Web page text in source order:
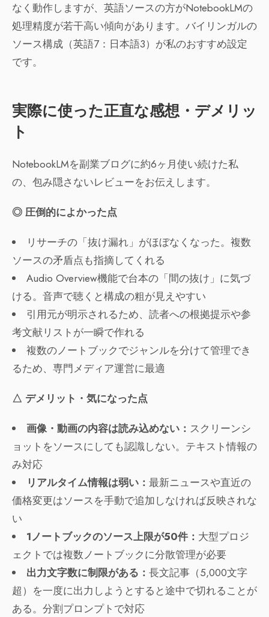
なく動作しますが、英語ソースの方がNotebookLMの
処理精度が若干高い傾向があります。バイリンガルの
ソース構成（英語7：日本語3）が私のおすすめ設定
です。
実際に使った正直な感想・デメリッ
ト
NotebookLMを副業ブログに約6ヶ月使い続けた私
の、包み隠さないレビューをお伝えします。
◎ 圧倒的によかった点
リサーチの「抜け漏れ」がほぼなくなった。複数
ソースの矛盾点も指摘してくれる
Audio Overview機能で台本の「間の抜け」に気づ
ける。音声で聴くと構成の粗が見えやすい
引用元が明示されるため、読者への根拠提示や参
考文献リストが一瞬で作れる
複数のノートブックでジャンルを分けて管理でき
るため、専門メディア運営に最適
△ デメリット・気になった点
画像・動画の内容は読み込めない： スクリーンシ
ョットをソースにしても認識しない。テキスト情報の
み対応
リアルタイム情報は弱い： 最新ニュースや直近の
価格変更はソースを手動で追加しなければ反映されな
い
1ノートブックのソース上限が50件： 大型プロジ
ェクトでは複数ノートブックに分散管理が必要
出力文字数に制限がある： 長文記事（5,000文字
超）を一度に出力しようとすると途中で切れることが
ある。分割プロンプトで対応